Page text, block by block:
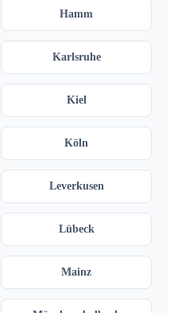
Hamm
Karlsruhe
Kiel
Köln
Leverkusen
Lübeck
Mainz